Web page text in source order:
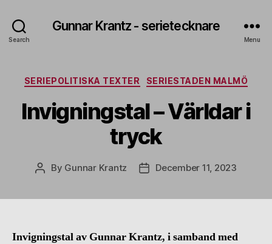
Search
Gunnar Krantz - serietecknare
Menu
Categories
SERIEPOLITISKA TEXTER SERIESTADEN MALMÖ
Invigningstal – Världar i
tryck
Post
By Gunnar Krantz
PostDecember 11, 2023
Invigningstal av Gunnar Krantz, i samband med